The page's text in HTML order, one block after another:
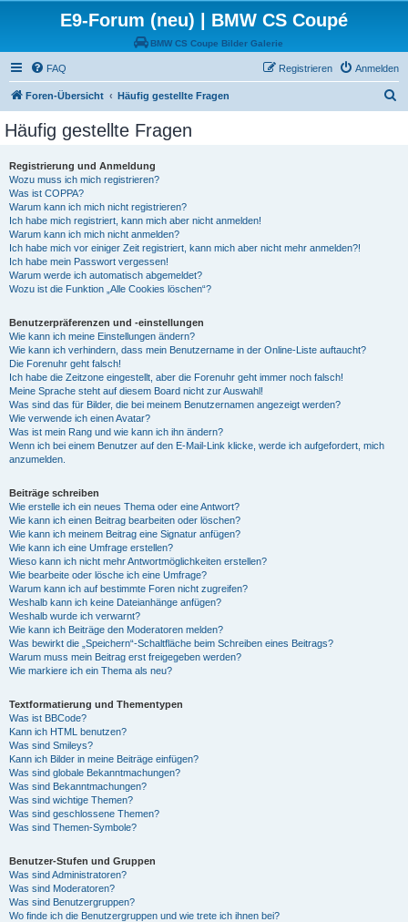
E9-Forum (neu) | BMW CS Coupé
BMW CS Coupe Bilder Galerie
FAQ Anmelden
Registrieren
Foren-Übersicht Häufig gestellte Fragen
Häufig gestellte Fragen
Registrierung und Anmeldung
Wozu muss ich mich registrieren?
Was ist COPPA?
Warum kann ich mich nicht registrieren?
Ich habe mich registriert, kann mich aber nicht anmelden!
Warum kann ich mich nicht anmelden?
Ich habe mich vor einiger Zeit registriert, kann mich aber nicht mehr anmelden?!
Ich habe mein Passwort vergessen!
Warum werde ich automatisch abgemeldet?
Wozu ist die Funktion „Alle Cookies löschen“?
Benutzerpräferenzen und -einstellungen
Wie kann ich meine Einstellungen ändern?
Wie kann ich verhindern, dass mein Benutzername in der Online-Liste auftaucht?
Die Forenuhr geht falsch!
Ich habe die Zeitzone eingestellt, aber die Forenuhr geht immer noch falsch!
Meine Sprache steht auf diesem Board nicht zur Auswahl!
Was sind das für Bilder, die bei meinem Benutzernamen angezeigt werden?
Wie verwende ich einen Avatar?
Was ist mein Rang und wie kann ich ihn ändern?
Wenn ich bei einem Benutzer auf den E-Mail-Link klicke, werde ich aufgefordert, mich
anzumelden.
Beiträge schreiben
Wie erstelle ich ein neues Thema oder eine Antwort?
Wie kann ich einen Beitrag bearbeiten oder löschen?
Wie kann ich meinem Beitrag eine Signatur anfügen?
Wie kann ich eine Umfrage erstellen?
Wieso kann ich nicht mehr Antwortmöglichkeiten erstellen?
Wie bearbeite oder lösche ich eine Umfrage?
Warum kann ich auf bestimmte Foren nicht zugreifen?
Weshalb kann ich keine Dateianhänge anfügen?
Weshalb wurde ich verwarnt?
Wie kann ich Beiträge den Moderatoren melden?
Was bewirkt die „Speichern“-Schaltfläche beim Schreiben eines Beitrags?
Warum muss mein Beitrag erst freigegeben werden?
Wie markiere ich ein Thema als neu?
Textformatierung und Thementypen
Was ist BBCode?
Kann ich HTML benutzen?
Was sind Smileys?
Kann ich Bilder in meine Beiträge einfügen?
Was sind globale Bekanntmachungen?
Was sind Bekanntmachungen?
Was sind wichtige Themen?
Was sind geschlossene Themen?
Was sind Themen-Symbole?
Benutzer-Stufen und Gruppen
Was sind Administratoren?
Was sind Moderatoren?
Was sind Benutzergruppen?
Wo finde ich die Benutzergruppen und wie trete ich ihnen bei?